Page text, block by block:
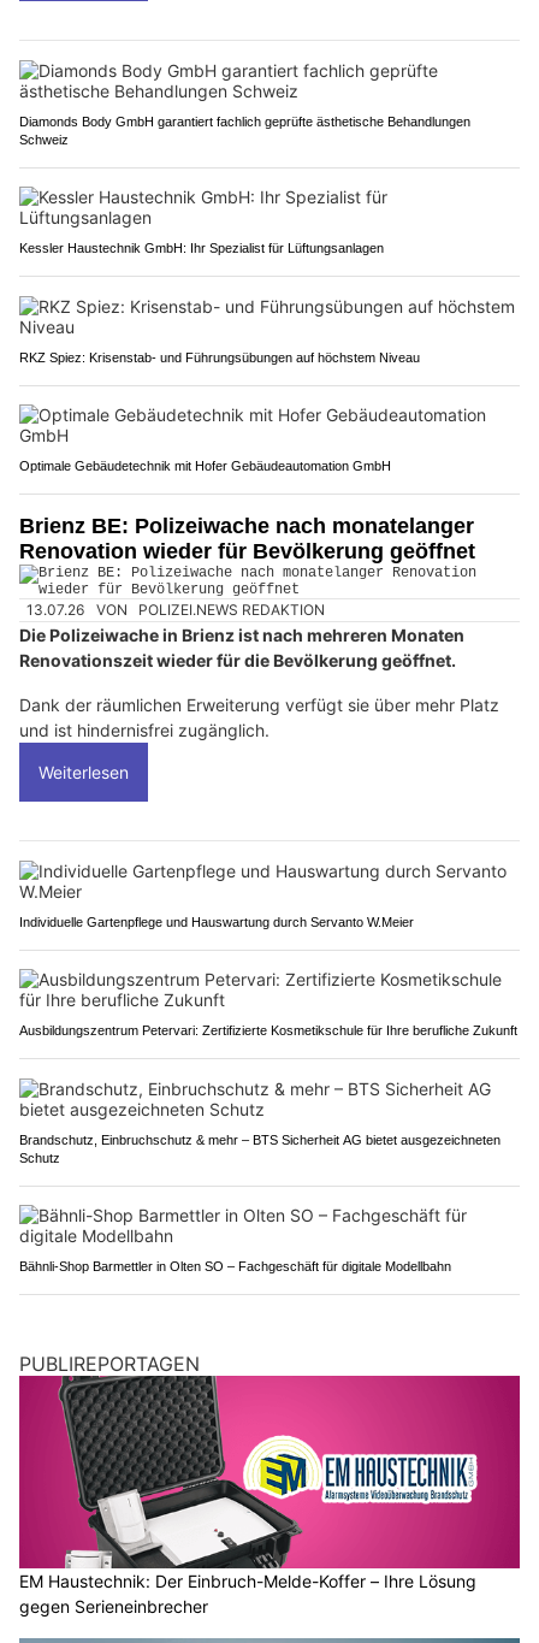
Diamonds Body GmbH garantiert fachlich geprüfte ästhetische Behandlungen
Schweiz
Kessler Haustechnik GmbH: Ihr Spezialist für Lüftungsanlagen
RKZ Spiez: Krisenstab- und Führungsübungen auf höchstem Niveau
Optimale Gebäudetechnik mit Hofer Gebäudeautomation GmbH
Brienz BE: Polizeiwache nach monatelanger
Renovation wieder für Bevölkerung geöffnet
13.07.26 VON POLIZEI.NEWS REDAKTION
Die Polizeiwache in Brienz ist nach mehreren Monaten
Renovationszeit wieder für die Bevölkerung geöffnet.
Dank der räumlichen Erweiterung verfügt sie über mehr Platz
und ist hindernisfrei zugänglich.
Weiterlesen
Individuelle Gartenpflege und Hauswartung durch Servanto W.Meier
Ausbildungszentrum Petervari: Zertifizierte Kosmetikschule für Ihre berufliche Zukunft
Brandschutz, Einbruchschutz & mehr – BTS Sicherheit AG bietet ausgezeichneten
Schutz
Bähnli-Shop Barmettler in Olten SO – Fachgeschäft für digitale Modellbahn
PUBLIREPORTAGEN
EM Haustechnik: Der Einbruch-Melde-Koffer – Ihre Lösung
gegen Serieneinbrecher